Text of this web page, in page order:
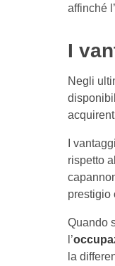
affinché
I
Negli
I
rispetto
prestigio
Quando
l’
la